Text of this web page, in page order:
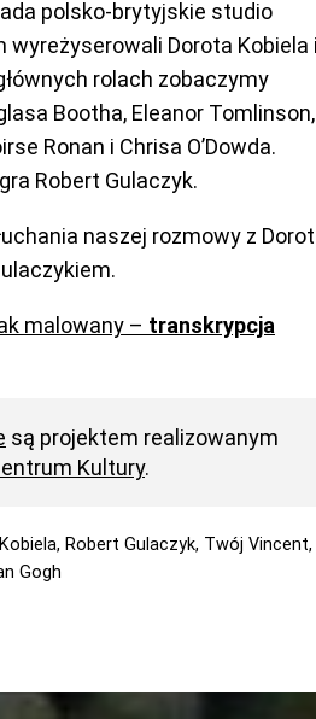
polsko-brytyjskie studio
wyreżyserowali Dorota Kobiela
rolach zobaczymy
Bootha, Eleanor Tomlinson,
Ronan i Chrisa O’Dowda.
Robert Gulaczyk.
naszej rozmowy z
malowany – transkrypcja
są projektem realizowanym
Kultury.
Robert Gulaczyk, Twój Vincent,
Gogh